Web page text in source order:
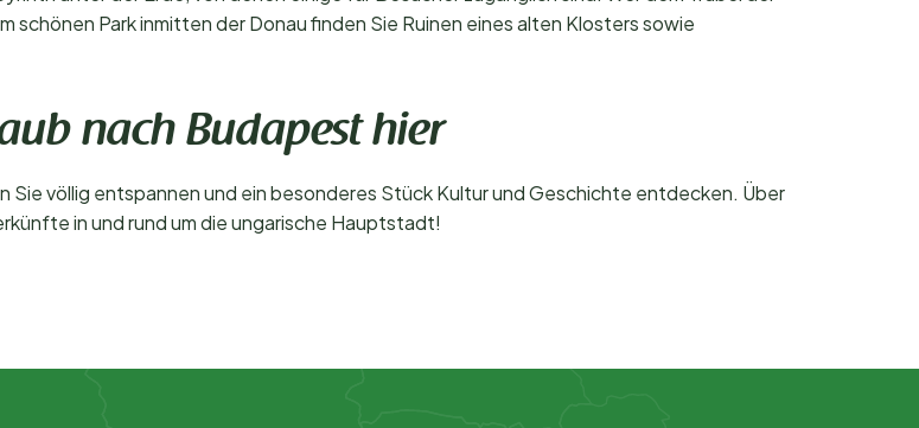
Park inmitten der Donau finden Sie Ruinen eines alten Klosters sowie
nach Budapest hier
Sie völlig entspannen und ein besonderes Stück Kultur und Geschichte entdecken. Über
in und rund um die ungarische Hauptstadt!